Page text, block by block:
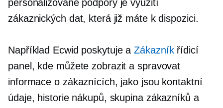
personalizované podpory je využití
zákaznických dat, která již máte k dispozici.
Například Ecwid poskytuje aZákazníkřídicí
panel, kde můžete zobrazit a spravovat
informace o zákaznících, jako jsou kontaktní
údaje, historie nákupů, skupina zákazníků a